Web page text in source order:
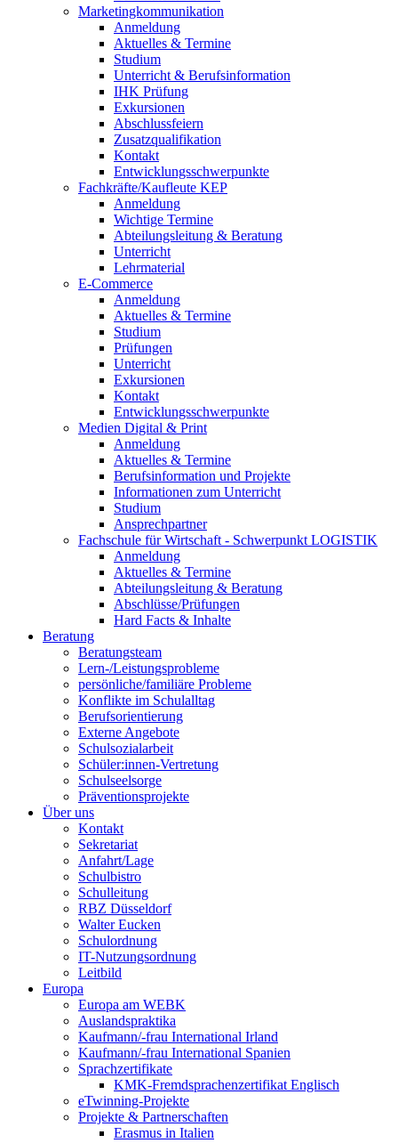
Marketingkommunikation
Anmeldung
Aktuelles & Termine
Studium
Unterricht & Berufsinformation
IHK Prüfung
Exkursionen
Abschlussfeiern
Zusatzqualifikation
Kontakt
Entwicklungsschwerpunkte
Fachkräfte/Kaufleute KEP
Anmeldung
Wichtige Termine
Abteilungsleitung & Beratung
Unterricht
Lehrmaterial
E-Commerce
Anmeldung
Aktuelles & Termine
Studium
Prüfungen
Unterricht
Exkursionen
Kontakt
Entwicklungsschwerpunkte
Medien Digital & Print
Anmeldung
Aktuelles & Termine
Berufsinformation und Projekte
Informationen zum Unterricht
Studium
Ansprechpartner
Fachschule für Wirtschaft - Schwerpunkt LOGISTIK
Anmeldung
Aktuelles & Termine
Abteilungsleitung & Beratung
Abschlüsse/Prüfungen
Hard Facts & Inhalte
Beratung
Beratungsteam
Lern-/Leistungsprobleme
persönliche/familiäre Probleme
Konflikte im Schulalltag
Berufsorientierung
Externe Angebote
Schulsozialarbeit
Schüler:innen-Vertretung
Schulseelsorge
Präventionsprojekte
Über uns
Kontakt
Sekretariat
Anfahrt/Lage
Schulbistro
Schulleitung
RBZ Düsseldorf
Walter Eucken
Schulordnung
IT-Nutzungsordnung
Leitbild
Europa
Europa am WEBK
Auslandspraktika
Kaufmann/-frau International Irland
Kaufmann/-frau International Spanien
Sprachzertifikate
KMK-Fremdsprachenzertifikat Englisch
eTwinning-Projekte
Projekte & Partnerschaften
Erasmus in Italien